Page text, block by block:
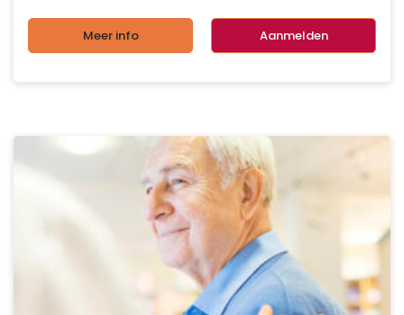
Meer info Aanmelden